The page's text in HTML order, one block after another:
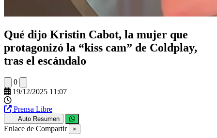
Qué dijo Kristin Cabot, la mujer que
protagonizó la “kiss cam” de Coldplay,
tras el escándalo
0
19/12/2025 11:07
Prensa Libre
Auto Resumen
Enlace de Compartir ×